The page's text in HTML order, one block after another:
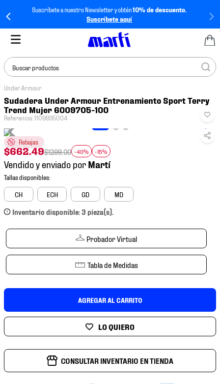
Suscríbete a nuestro Newsletter y obtén10% de descuento.
Suscríbete aquí
Buscar productos
Under Armour
Sudadera Under Armour Entrenamiento Sport Terry
Trend Mujer 6009705-100
Referencia:1109895004
Rebajas
$662.49$1299.00 -40% -15%
Vendido y enviado por
CH ECH GD MD
Inventario disponible: 3 pieza(s).
Probador Virtual
Tabla de Medidas
AGREGAR AL CARRITO
CONSULTAR INVENTARIO EN TIENDA
TÉRMINOS MÁS
BUSCADOS
1.
tenis mujer
2.
tenis hombre
3.
tenis
4
tenis futbol
mochila
6.
jersey
10. tenis nike